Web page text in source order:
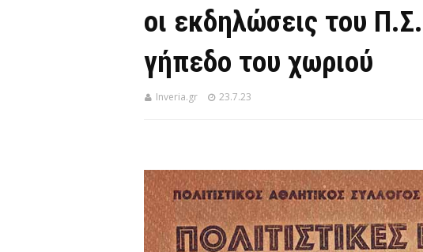
οι εκδηλώσεις του
γήπεδο του χωριού
Inveria.gr 23.7.23